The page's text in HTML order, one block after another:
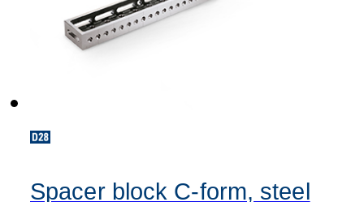
Spacer block C-form, steel